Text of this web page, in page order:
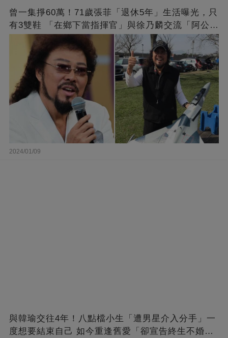
曾一集掙60萬！71歲張菲「退休5年」生活曝光，只
有3雙鞋 「在鄉下當指揮官」與徐乃麟交流「阿公
2024/01/09
與韓瑜交往4年！八點檔小生「遭男星介入分手」一
度想要結束自己 如今重逢舊愛「卻宣告終生不婚」